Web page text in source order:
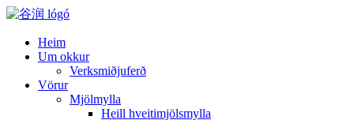
Heim
Um okkur
Verksmiðjuferð
Vörur
Mjölmylla
Heill hveitimjölsmylla